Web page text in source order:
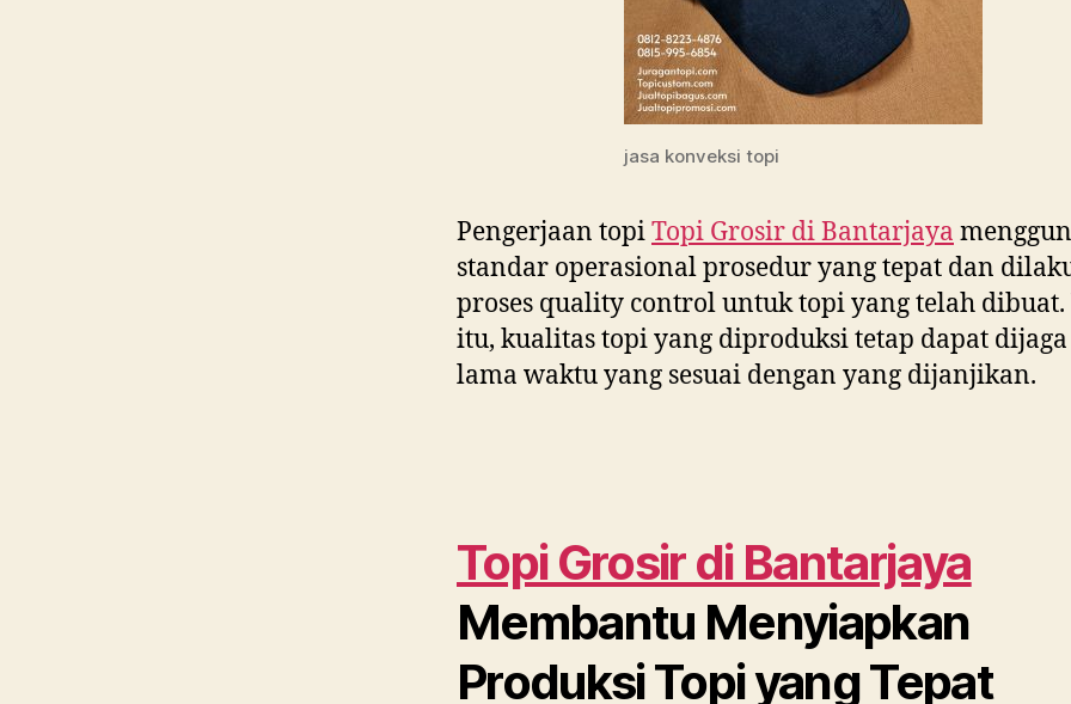
jasa konveksi topi
Pengerjaan topiTopi Grosir diBantarjaya
standar operasional prosedur yang tepat dan
proses quality control untuk topi yang telah
itu, kualitas topi yang diproduksi tetap dapat
lama waktu yang sesuai dengan yang dijanjikan.
Topi Grosir di Bantarjaya
Membantu Menyiapkan
Produksi Topi yang Tepat